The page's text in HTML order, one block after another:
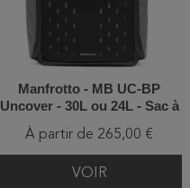
Manfrotto - MB UC-BP
Uncover - 30L ou 24L - Sac à
À partir de 265,00 €
VOIR